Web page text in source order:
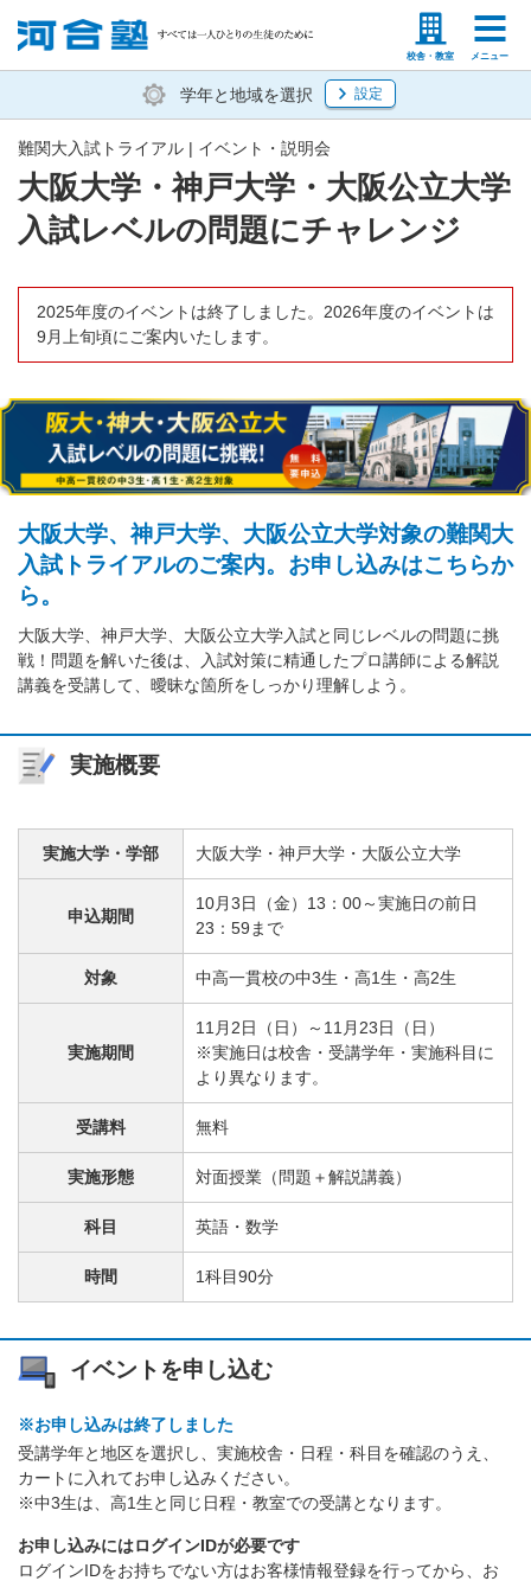
校舎・教室 メニュー
塾生の方 高等学校の先生
学年と地域を選択 設定
大阪大学・神戸大学・大阪公立大学
入試レベルの問題にチャレンジ
難関大入試トライアル | イベント・説明会
2025年度のイベントは終了しました。2026年度のイベントは
9月上旬頃にご案内いたします。
大阪大学、神戸大学、大阪公立大学対象の難関大
入試トライアルのご案内。お申し込みはこちらか
ら。
大阪大学、神戸大学、大阪公立大学入試と同じレベルの問題に挑
戦！問題を解いた後は、入試対策に精通したプロ講師による解説
講義を受講して、曖昧な箇所をしっかり理解しよう。
実施概要
実施大学・学部 大阪大学・神戸大学・大阪公立大学
申込期間
10月3日（金）13：00～実施日の前日
23：59まで
対象 中高一貫校の中3生・高1生・高2生
実施期間
11月2日（日）～11月23日（日）
※実施日は校舎・受講学年・実施科目に
より異なります。
受講料 無料
実施形態 対面授業（問題＋解説講義）
科目 英語・数学
時間 1科目90分
イベントを申し込む
※お申し込みは終了しました
受講学年と地区を選択し、実施校舎・日程・科目を確認のうえ、
カートに入れてお申し込みください。
※中3生は、高1生と同じ日程・教室での受講となります。
お申し込みにはログインIDが必要です
ログインIDをお持ちでない方はお客様情報登録を行ってから、お